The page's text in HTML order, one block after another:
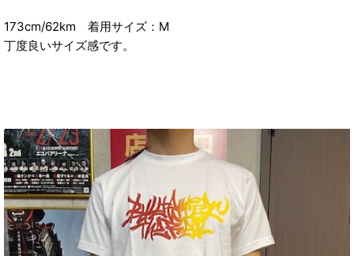
173cm/62km 着用サイズ：M
丁度良いサイズ感です。